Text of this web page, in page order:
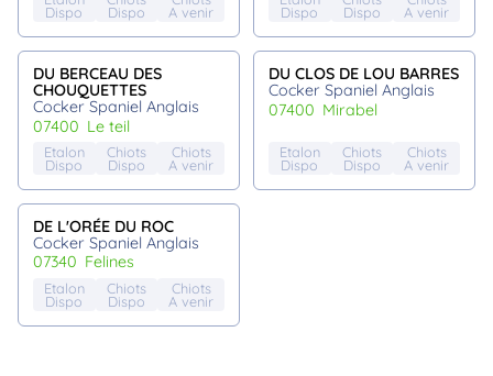
Dispo Dispo A venir Dispo Dispo A venir
DU BERCEAU DES
CHOUQUETTES
Cocker Spaniel Anglais
07400
le teil
Etalon
Dispo
Chiots
Dispo
Chiots
A venir
DU CLOS DE LOU BARRES
Cocker Spaniel Anglais
07400
mirabel
Etalon
Dispo
Chiots
Dispo
Chiots
A venir
DE L'ORÉE DU ROC
Cocker Spaniel Anglais
07340
felines
Etalon
Dispo
Chiots
Dispo
Chiots
A venir